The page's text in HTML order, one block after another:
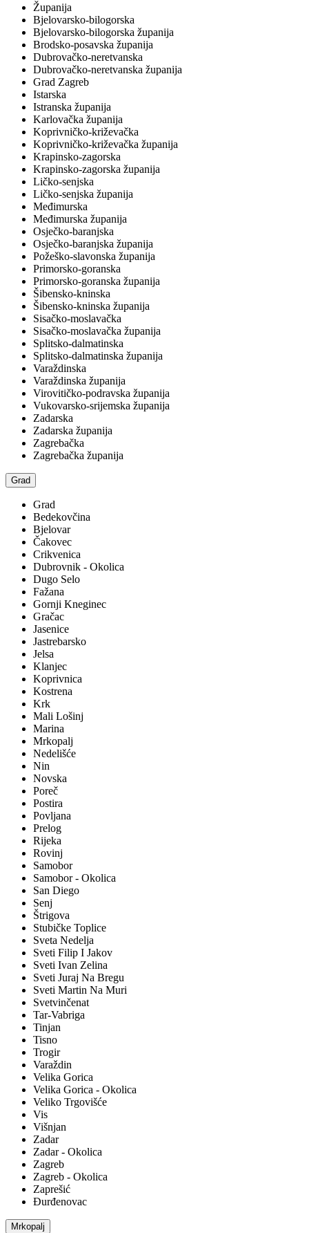
Županija
Bjelovarsko-bilogorska
Bjelovarsko-bilogorska županija
Brodsko-posavska županija
Dubrovačko-neretvanska
Dubrovačko-neretvanska županija
Grad Zagreb
Istarska
Istranska županija
Karlovačka županija
Koprivničko-križevačka
Koprivničko-križevačka županija
Krapinsko-zagorska
Krapinsko-zagorska županija
Ličko-senjska
Ličko-senjska županija
Međimurska
Međimurska županija
Osječko-baranjska
Osječko-baranjska županija
Požeško-slavonska županija
Primorsko-goranska
Primorsko-goranska županija
Šibensko-kninska
Šibensko-kninska županija
Sisačko-moslavačka
Sisačko-moslavačka županija
Splitsko-dalmatinska
Splitsko-dalmatinska županija
Varaždinska
Varaždinska županija
Virovitičko-podravska županija
Vukovarsko-srijemska županija
Zadarska
Zadarska županija
Zagrebačka
Zagrebačka županija
Grad
Grad
Bedekovčina
Bjelovar
Čakovec
Crikvenica
Dubrovnik - Okolica
Dugo Selo
Fažana
Gornji Kneginec
Gračac
Jasenice
Jastrebarsko
Jelsa
Klanjec
Koprivnica
Kostrena
Krk
Mali Lošinj
Marina
Mrkopalj
Nedelišće
Nin
Novska
Poreč
Postira
Povljana
Prelog
Rijeka
Rovinj
Samobor
Samobor - Okolica
San Diego
Senj
Štrigova
Stubičke Toplice
Sveta Nedelja
Sveti Filip I Jakov
Sveti Ivan Zelina
Sveti Juraj Na Bregu
Sveti Martin Na Muri
Svetvinčenat
Tar-Vabriga
Tinjan
Tisno
Trogir
Varaždin
Velika Gorica
Velika Gorica - Okolica
Veliko Trgovišće
Vis
Višnjan
Zadar
Zadar - Okolica
Zagreb
Zagreb - Okolica
Zaprešić
Đurđenovac
Mrkopalj